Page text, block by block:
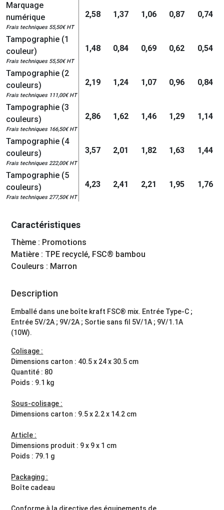
Marquage
numérique
Frais techniques 55,50€ HT
2,58 1,37 1,06 0,87 0,74
Tampographie (1
couleur)
Frais techniques 55,50€ HT
1,48 0,84 0,69 0,62 0,54
Tampographie (2
couleurs)
Frais techniques 111,00€ HT
2,19 1,24 1,07 0,96 0,84
Tampographie (3
couleurs)
Frais techniques 166,50€ HT
2,86 1,62 1,46 1,29 1,14
Tampographie (4
couleurs)
Frais techniques 222,00€ HT
3,57 2,01 1,82 1,63 1,44
Tampographie (5
couleurs)
Frais techniques 277,50€ HT
4,23 2,41 2,21 1,95 1,76
Caractéristiques
Thème : Promotions
Matière : TPE recyclé, FSC® bambou
Couleurs : Marron
Description
Emballé dans une boîte kraft FSC® mix. Entrée Type-C ;
Entrée 5V/2A ; 9V/2A ; Sortie sans fil 5V/1A ; 9V/1.1A
(10W).
Colisage :
Dimensions carton : 40.5 x 24 x 30.5 cm
Quantité : 80
Poids : 9.1 kg
Sous-colisage :
Dimensions carton : 9.5 x 2.2 x 14.2 cm
Article :
Dimensions produit : 9 x 9 x 1 cm
Poids : 79.1 g
Packaging :
Boîte cadeau